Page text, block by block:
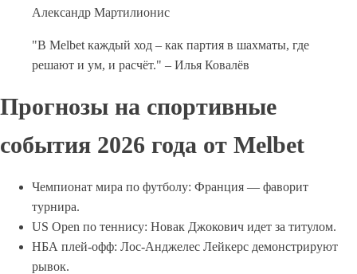
Александр Мартилионис
"В Melbet каждый ход – как партия в шахматы, где
решают и ум, и расчёт." – Илья Ковалёв
Прогнозы на спортивные
события 2026 года от Melbet
Чемпионат мира по футболу: Франция — фаворит
турнира.
US Open по теннису: Новак Джокович идет за титулом.
НБА плей-офф: Лос-Анджелес Лейкерс демонстрируют
рывок.